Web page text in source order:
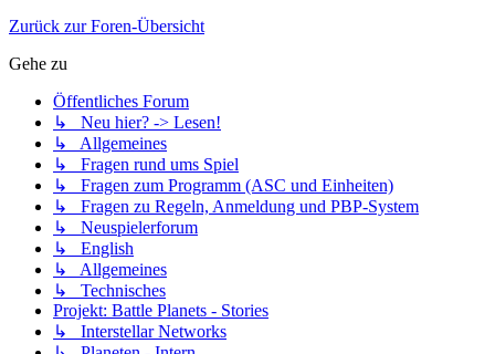
Zurück zur Foren-Übersicht
Gehe zu
Öffentliches Forum
↳ Neu hier? -> Lesen!
↳ Allgemeines
↳ Fragen rund ums Spiel
↳ Fragen zum Programm (ASC und Einheiten)
↳ Fragen zu Regeln, Anmeldung und PBP-System
↳ Neuspielerforum
↳ English
↳ Allgemeines
↳ Technisches
Projekt: Battle Planets - Stories
↳ Interstellar Networks